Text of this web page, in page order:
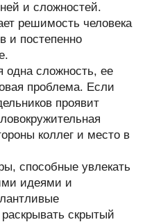
и сложностей.
решимость человека
и постепенно
одна сложность, ее
проблема. Если
проявит
коллег и место в
способные увлекать
идеями и
скрытый